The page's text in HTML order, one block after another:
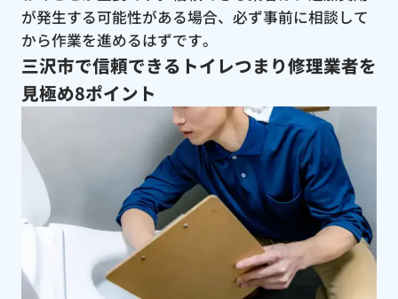
が発生する可能性がある場合、必ず事前に相談して
から作業を進めるはずです。
三沢市で信頼できるトイレつまり修理業者を
見極め8ポイント